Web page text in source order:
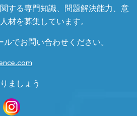
する専門知識、問題解決能力、意
材を募集しています。
でお問い合わせください。
ましょう